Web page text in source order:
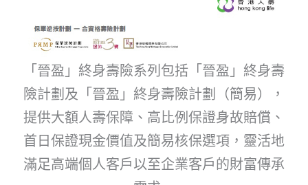
「晉盈」終身壽險系列包括「晉盈」終身壽
險計劃及「晉盈」終身壽險計劃（簡易），
提供大額人壽保障、高比例保證身故賠償、
首日保證現金價值及簡易核保選項，靈活地
滿足高端個人客戶以至企業客戶的財富傳承